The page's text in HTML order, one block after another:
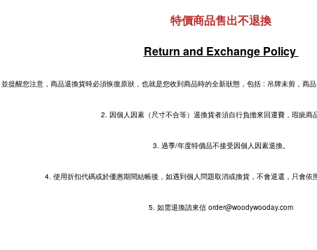
特價商品售出不退換
Return and Exchange Policy
提醒您注意，商品退換貨時必須恢復原狀，也就是您收到商品時的全新狀態，包括 : 吊牌未剪，商
2. 因個人因素（尺寸不合等）退換貨者須自行負擔來回運費，瑕疵商
3. 過季/年度特價品不接受因個人因素退換。
4. 使用折扣代碼或於優惠期間結帳後，如遇到個人問題取消或換貨，不會退還，只會依
5. 如需退換請來信 order@woodywooday.com